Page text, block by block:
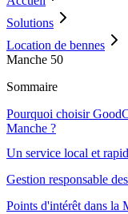
Solutions
Location de bennes
Manche 50
Sommaire
Pourquoi choisir
Manche ?
Un service local et
Gestion responsable
Points d'intérêt dans la